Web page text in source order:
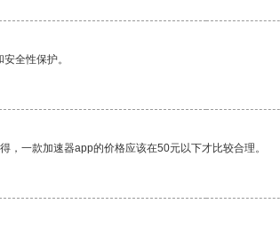
全性保护。
一款加速器app的价格应该在50元以下才比较合理。